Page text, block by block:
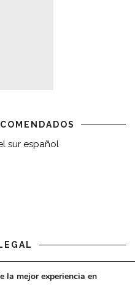
sur español
la mejor experiencia en